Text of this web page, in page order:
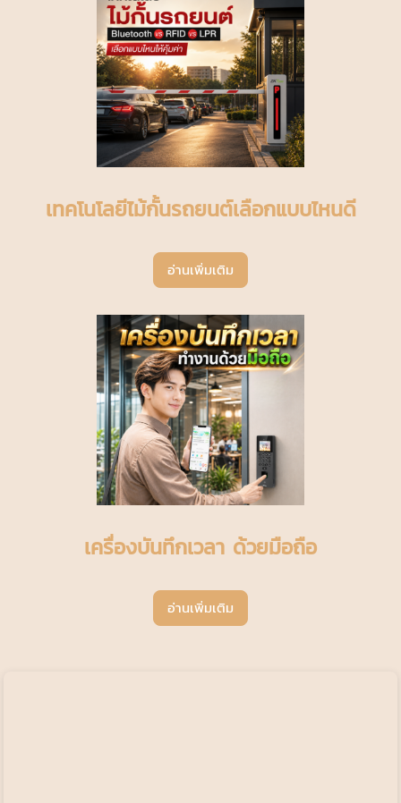
เทคโนโลยีไม้กั้นรถยนต์เลือกแบบไหนดี
อ่านเพิ่มเติม
เครื่องบันทึกเวลา ด้วยมือถือ
อ่านเพิ่มเติม